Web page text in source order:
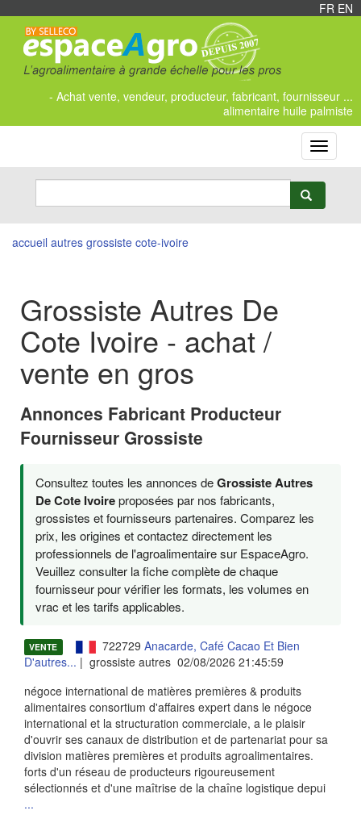
FR EN
- Achat vente, vendeur, producteur, fabricant, fournisseur ...
alimentaire huile palmiste
Toggle
accueil autres grossiste cote-ivoire
Grossiste Autres De
Cote Ivoire - achat /
vente en gros
Annonces Fabricant Producteur
Fournisseur Grossiste
Consultez toutes les annonces deGrossiste Autres
De Cote Ivoireproposées par nos fabricants,
grossistes et fournisseurs partenaires. Comparez les
prix, les origines et contactez directement les
professionnels de l'agroalimentaire sur EspaceAgro.
Veuillez consulter la fiche complète de chaque
fournisseur pour vérifier les formats, les volumes en
vrac et les tarifs applicables.
VENTE 722729 Anacarde, Café Cacao Et Bien
D'autres... | grossiste autres 02/08/2026 21:45:59
négoce international de matières premières & produits
alimentaires consortium d'affaires expert dans le négoce
international et la structuration commerciale, a le plaisir
d'ouvrir ses canaux de distribution et de partenariat pour sa
division matières premières et produits agroalimentaires.
forts d'un réseau de producteurs rigoureusement
sélectionnés et d'une maîtrise de la chaîne logistique depui
...